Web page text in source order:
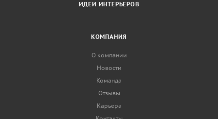
ИДЕИ ИНТЕРЬЕРОВ
КОМПАНИЯ
О компании
Новости
Команда
Отзывы
Карьера